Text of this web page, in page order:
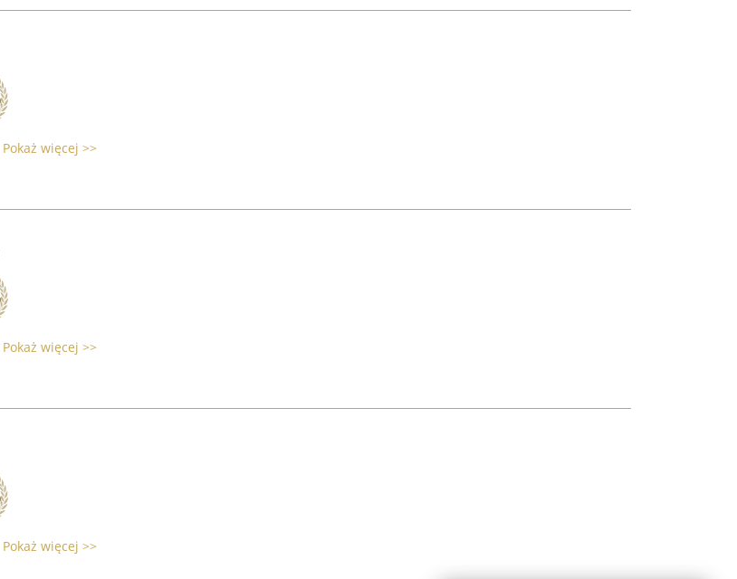
Pokaż więcej >>
Pokaż więcej >>
Pokaż więcej >>